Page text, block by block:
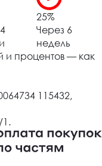
25%
Через 6
недель
и процентов — как
115432,